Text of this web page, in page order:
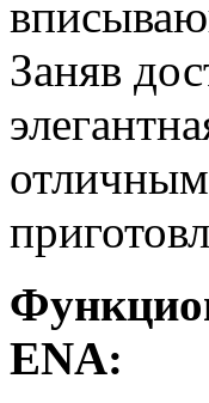
Заняв
ENA: